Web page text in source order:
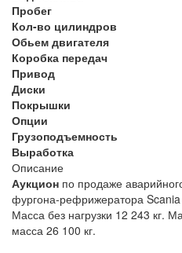
Пробег
Кол-во цилиндров
Обьем двигателя
Коробка передач
Привод
Диски
Покрышки
Опции
Грузоподъемность
Выработка
Описание
Аукцион по продаже
фургона-рефрижератора
Масса без нагрузки 12 243 кг.
масса 26 100 кг.